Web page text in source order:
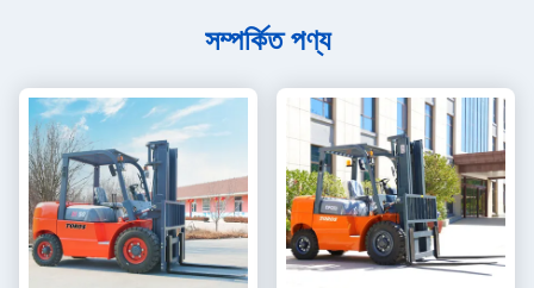
সম্পর্কিত পণ্য